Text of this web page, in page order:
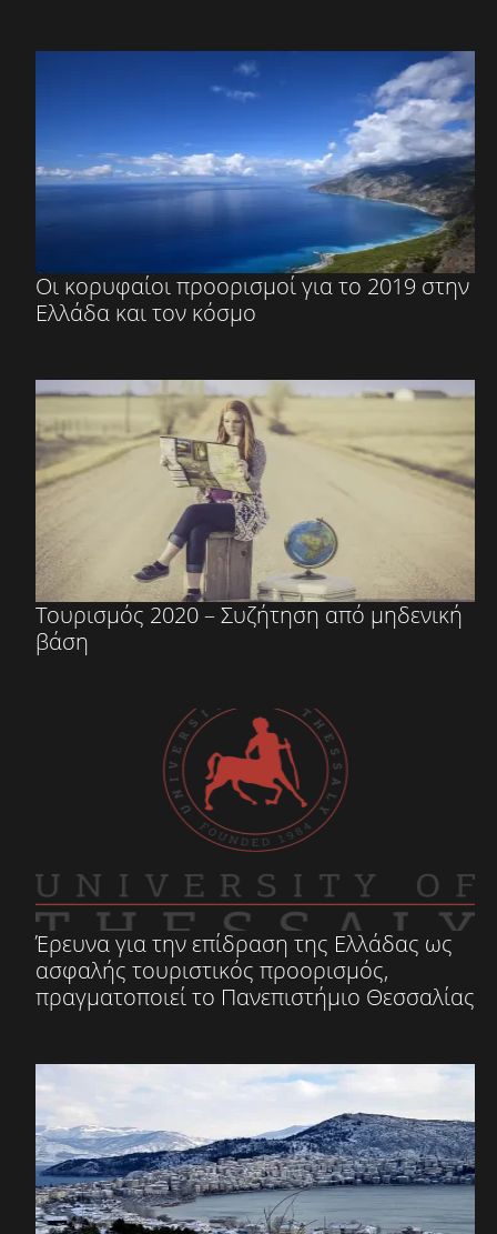
Οι κορυφαίοι προορισμοί για το 2019 στην
Ελλάδα και τον κόσμο
Τουρισμός 2020 – Συζήτηση από μηδενική
βάση
Έρευνα για την επίδραση της Ελλάδας ως
ασφαλής τουριστικός προορισμός,
πραγματοποιεί το Πανεπιστήμιο Θεσσαλίας